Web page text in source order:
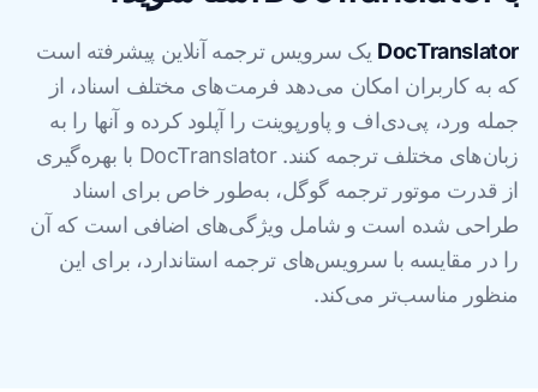
DocTranslator یک سرویس ترجمه آنلاین پیشرفته است
که به کاربران امکان می‌دهد فرمت‌های مختلف اسناد، از
جمله ورد، پی‌دی‌اف و پاورپوینت را آپلود کرده و آنها را به
زبان‌های مختلف ترجمه کنند. DocTranslator با بهره‌گیری
از قدرت موتور ترجمه گوگل، به‌طور خاص برای اسناد
طراحی شده است و شامل ویژگی‌های اضافی است که آن
را در مقایسه با سرویس‌های ترجمه استاندارد، برای این
منظور مناسب‌تر می‌کند.